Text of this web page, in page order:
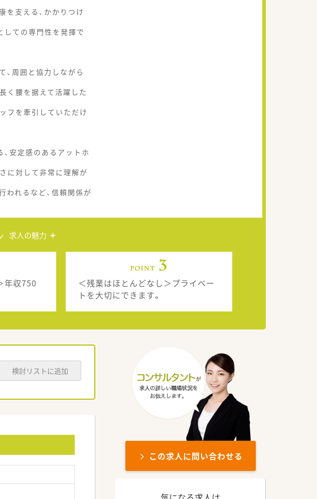
を支える、かかりつけ
しての専門性を発揮で
周囲と協力しながら
く腰を据えて活躍した
フを牽引していただけ
安定感のあるアットホ
に対して非常に理解が
れるなど、信頼関係が
求人の魅力
年収750
＜残業はほとんどなし＞プライベー
トを大切にできます。
検討リストに追加
この求人に問い合わせる